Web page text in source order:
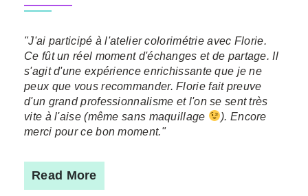
"J'ai participé à l'atelier colorimétrie avec Florie.
Ce fût un réel moment d'échanges et de partage. Il
s'agit d'une expérience enrichissante que je ne
peux que vous recommander. Florie fait preuve
d'un grand professionnalisme et l'on se sent très
vite à l'aise (même sans maquillage
). Encore
merci pour ce bon moment."
Read More